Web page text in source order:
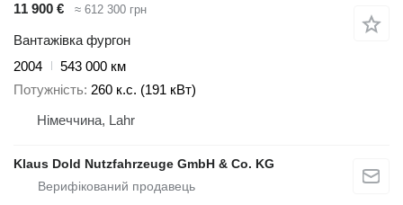
11 900 €
≈ 612 300 грн
Вантажівка фургон
2004
543 000 км
Потужність 260 к.с. (191 кВт)
Німеччина, Lahr
Klaus Dold Nutzfahrzeuge GmbH & Co. KG